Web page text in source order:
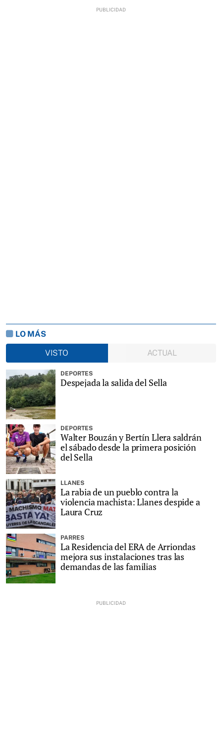
LO MÁS
VISTO
ACTUAL
DEPORTES
Despejada la salida del Sella
DEPORTES
Walter Bouzán y Bertín Llera saldrán
el sábado desde la primera posición
del Sella
LLANES
La rabia de un pueblo contra la
violencia machista: Llanes despide a
Laura Cruz
PARRES
La Residencia del ERA de Arriondas
mejora sus instalaciones tras las
demandas de las familias